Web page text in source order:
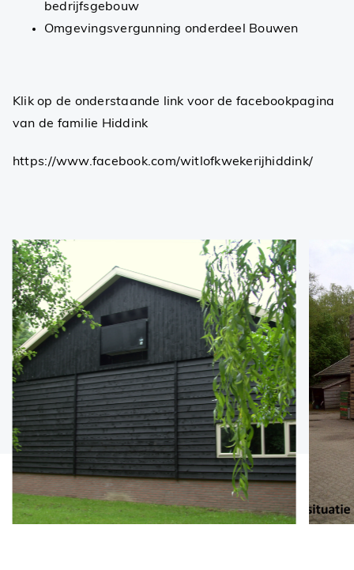
bedrijfsgebouw
Omgevingsvergunning onderdeel Bouwen
Klik op de onderstaande link voor de facebookpagina
van de familie Hiddink
https://www.facebook.com/witlofkwekerijhiddink/